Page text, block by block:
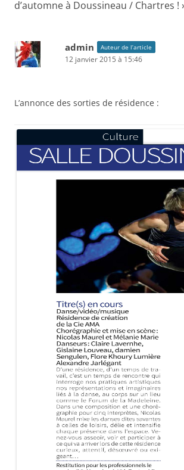
d’automne à Doussineau / Chartres !
admin Auteur de l’article
12 janvier 2015 à 15:46
L’annonce des sorties de résidence :